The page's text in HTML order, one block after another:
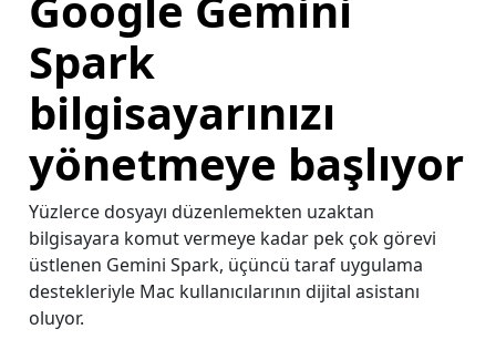
Spark
bilgisayarınızı
yönetmeye başlıyor
Yüzlerce dosyayı düzenlemekten uzaktan
bilgisayara komut vermeye kadar pek çok görevi
üstlenen Gemini Spark, üçüncü taraf uygulama
destekleriyle Mac kullanıcılarının dijital asistanı
oluyor.